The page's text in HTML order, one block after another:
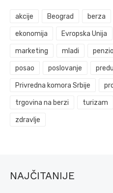
akcije Beograd berza
ekonomija Evropska Unija
marketing mladi
posao poslovanje
Privredna komora Srbije
trgovina na berzi turizam
zdravlje
NAJČITANIJE